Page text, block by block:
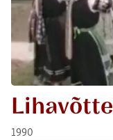
1990